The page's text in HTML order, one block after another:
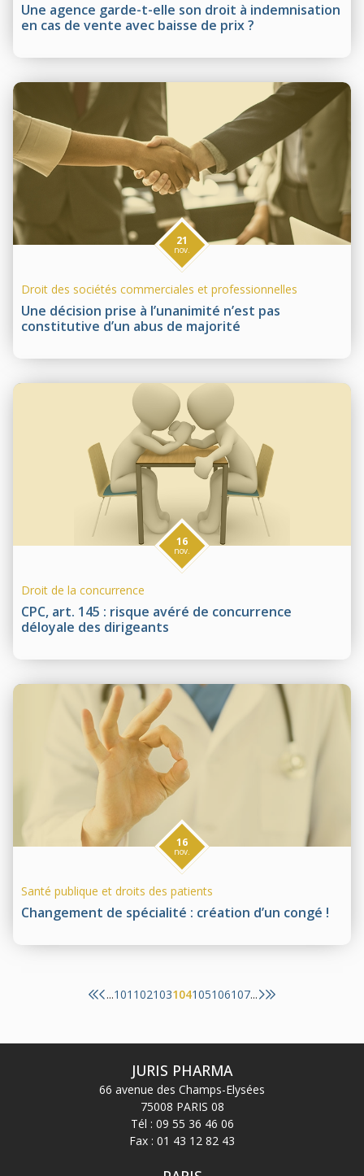
Une agence garde-t-elle son droit à indemnisation
en cas de vente avec baisse de prix ?
Une décision prise à l’unanimité n’est pas
constitutive d’un abus de majorité
21
nov.
Droit des sociétés commerciales et professionnelles
CPC, art. 145 : risque avéré de concurrence
déloyale des dirigeants
16
nov.
Droit de la concurrence
Changement de spécialité : création d’un congé !
16
nov.
Santé publique et droits des patients
...101 102103104105106107...
JURIS PHARMA
66 avenue des Champs-Elysées
75008 PARIS 08
Tél : 09 55 36 46 06
Fax : 01 43 12 82 43